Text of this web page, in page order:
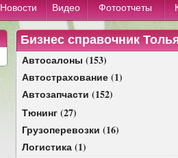
Новости Видео Фотоотчеты
Бизнес справочник
Автосалоны (153)
Автострахование (1)
Автозапчасти (152)
Тюнинг (27)
Грузоперевозки (16)
Логистика (1)